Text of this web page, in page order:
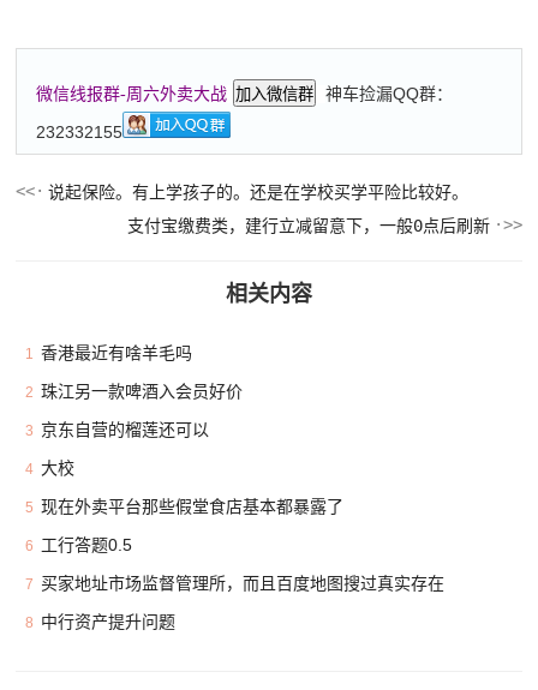
微信线报群-周六外卖大战 加入微信群
神车捡漏QQ群：
232332155
说起保险。有上学孩子的。还是在学校买学平险比较好。
支付宝缴费类，建行立减留意下，一般0点后刷新
相关内容
1 香港最近有啥羊毛吗
2 珠江另一款啤酒入会员好价
3 京东自营的榴莲还可以
4 大校
5 现在外卖平台那些假堂食店基本都暴露了
6 工行答题0.5
7 买家地址市场监督管理所，而且百度地图搜过真实存在
8 中行资产提升问题